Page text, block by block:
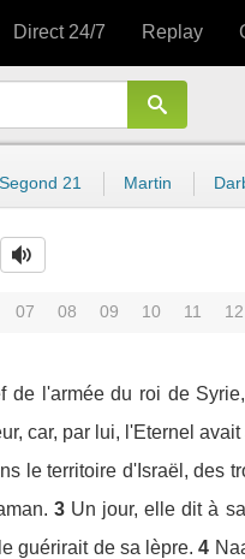
Direct 24/7 Replay
Segond 21 Martin
07 08 09 10 11 12
de l'armée du roi de
car, par lui, l'Eternel
le territoire d'Israël, des
3 Un jour, elle dit à
guérirait de sa lèpre. 4